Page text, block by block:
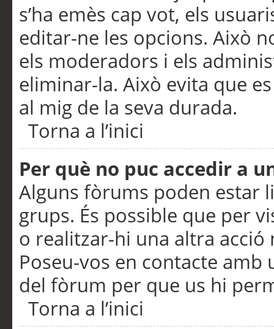
s’ha emès cap vot, els
editar-ne les opcions. Això
els moderadors i els
eliminar-la. Això evita que
al mig de la seva durada.
Torna a l’inici
Per què no puc accedir a
Alguns fòrums poden estar
grups. És possible que per
o realitzar-hi una altra acció
Poseu-vos en contacte
del fòrum per que us hi
Torna a l’inici